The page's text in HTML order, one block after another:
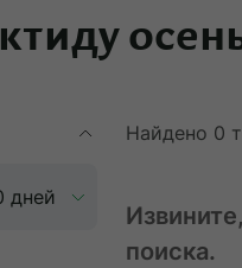
Виды отдыха
Найдено 0
поиска.